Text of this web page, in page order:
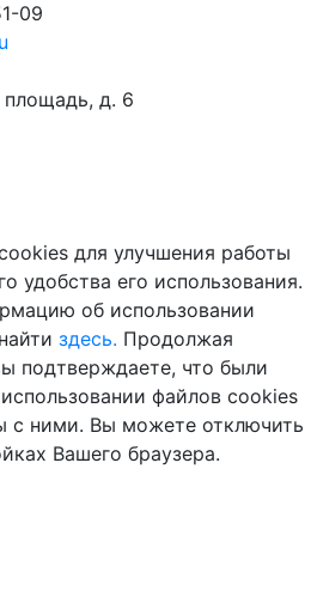
09
д. 6
для улучшения работы
удобства его использования.
об использовании
здесь. Продолжая
подтверждаете, что были
файлов cookies
с ними. Вы можете отключить
Вашего браузера.